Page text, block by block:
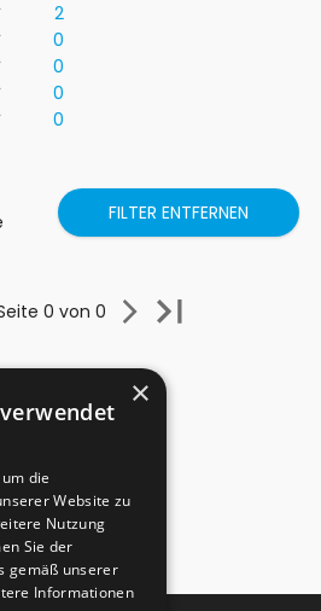
2
0
0
0
0
FILTER ENTFERNEN
0 von 0
×
die
Website zu
Nutzung
Sie der
gemäß unserer
Informationen